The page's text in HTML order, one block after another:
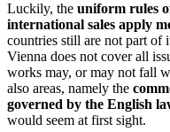
Luckily, the uniform rules
international sales apply
countries still are not part
Vienna does not cover all
works may, or may not fall
also areas, namely the
governed by the English
would seem at first sight.